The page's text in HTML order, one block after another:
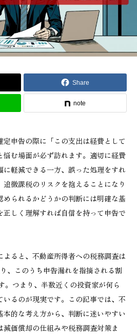
Share
note
申告の際に「この支出は経費として
む場面が必ず訪れます。適切に経費
軽減できる一方、誤った処理をすれ
徴課税のリスクを抱えることになり
められるかどうかの判断には明確な基
しく理解すれば自信を持って申告で
よると、不動産所得者への税務調査は
、このうち申告漏れを指摘される割
。つまり、半数近くの投資家が何ら
るのが現実です。この記事では、不
的な考え方から、判断に迷いやすい
価償却の仕組みや税務調査対策ま